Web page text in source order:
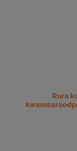
Rura